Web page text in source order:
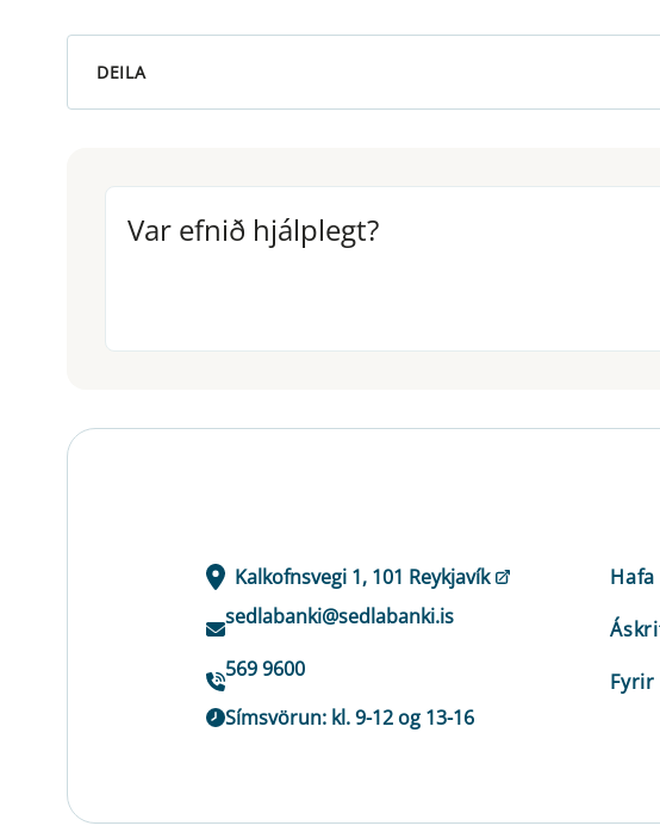
DEILA
Var efnið hjálplegt?
Var efnið hjálplegt?
Kalkofnsvegi 1, 101 Reykjavík
sedlabanki@sedlabanki.is
569 9600
Símsvörun: kl. 9-12 og 13-16